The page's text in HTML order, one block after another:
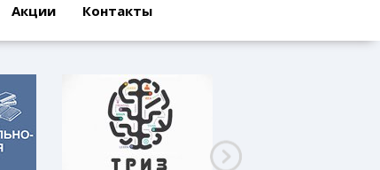
Акции Контакты